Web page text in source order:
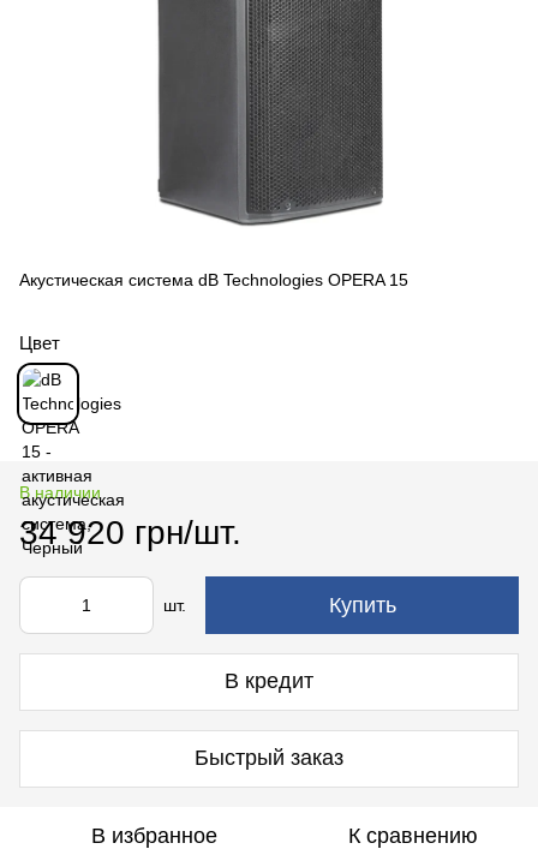
Акустическая система dB Technologies OPERA 15
Цвет
В наличии
34 920 грн/шт.
шт. Купить
В кредит
Быстрый заказ
В избранное К сравнению